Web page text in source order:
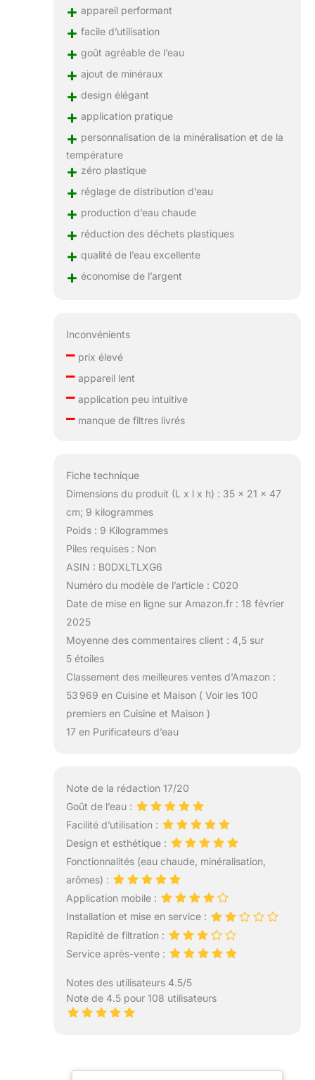
+ appareil performant
+ facile d’utilisation
+ goût agréable de l’eau
+ ajout de minéraux
+ design élégant
+ application pratique
+ personnalisation de la minéralisation et de la
température
+ zéro plastique
+ réglage de distribution d’eau
+ production d’eau chaude
+ réduction des déchets plastiques
+ qualité de l’eau excellente
+ économise de l’argent
Inconvénients
–prix élevé
–appareil lent
–application peu intuitive
–manque de filtres livrés
Fiche technique
Dimensions du produit (L x l x h) : 35 x 21 x 47
cm; 9 kilogrammes
Poids : 9 Kilogrammes
Piles requises : Non
ASIN : B0DXLTLXG6
Numéro du modèle de l’article : C020
Date de mise en ligne sur Amazon.fr : 18 février
2025
Moyenne des commentaires client : 4,5 sur
5 étoiles
Classement des meilleures ventes d’Amazon :
53 969 en Cuisine et Maison ( Voir les 100
premiers en Cuisine et Maison )
17 en Purificateurs d’eau
Note de la rédaction 17/20
Goût de l’eau :
Facilité d’utilisation :
Design et esthétique :
Fonctionnalités (eau chaude, minéralisation,
arômes) :
Application mobile :
Installation et mise en service :
Rapidité de filtration :
Service après-vente :
Notes des utilisateurs 4.5/5
Note de 4.5 pour 108 utilisateurs